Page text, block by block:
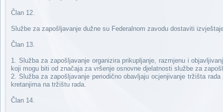
Član 12.
Službe za zapošljavanje dužne su Federalnom zavodu dostaviti
Član 13.
1. Služba za zapošljavanje organizira prikupljanje, razmjenu i
koji mogu biti od značaja za vršenje osnovne djelatnosti službe za
2. Služba za zapošljavanje periodično obavljaju ocjenjivanje tržišta
kretanjima na tržištu rada.
Član 14.